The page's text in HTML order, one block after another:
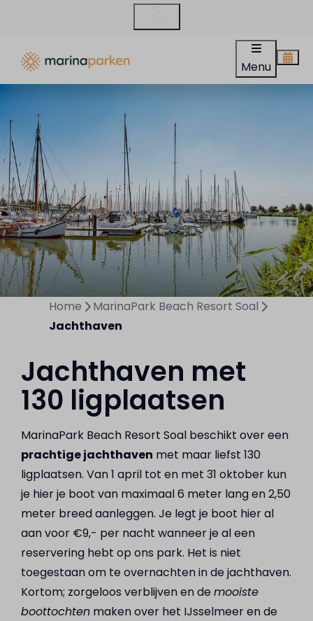
Menu
Home
MarinaPark Beach Resort Soal
Jachthaven
Jachthaven met
130 ligplaatsen
MarinaPark Beach Resort Soal beschikt over een
prachtige jachthaven met maar liefst 130
ligplaatsen. Van 1 april tot en met 31 oktober kun
je hier je boot van maximaal 6 meter lang en 2,50
meter breed aanleggen. Je legt je boot hier al
aan voor €9,- per nacht wanneer je al een
reservering hebt op ons park. Het is niet
toegestaan om te overnachten in de jachthaven.
Kortom; zorgeloos verblijven en demooiste
boottochten maken over het IJsselmeer en de